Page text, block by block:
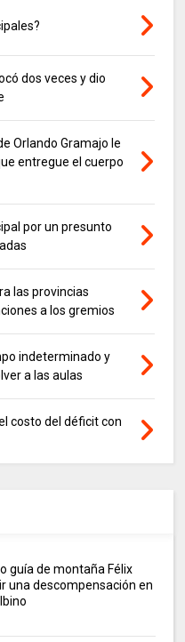
dos veces y dio
Orlando Gramajo le
entregue el cuerpo
por un presunto
las provincias
a los gremios
indeterminado y
a las aulas
costo del déficit con
guía de montaña Félix
una descompensación en